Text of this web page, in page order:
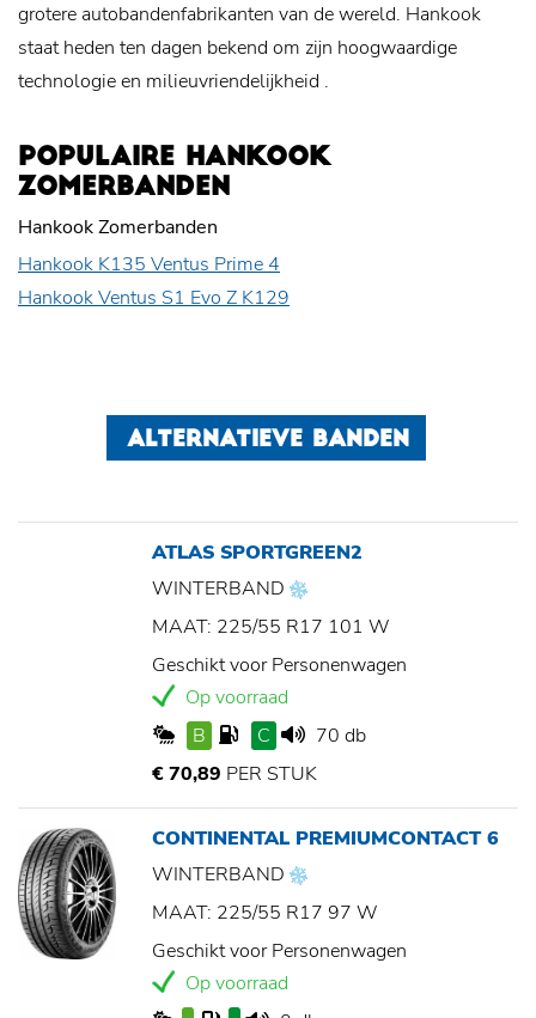
grotere autobandenfabrikanten van de wereld. Hankook
staat heden ten dagen bekend om zijn hoogwaardige
technologie en milieuvriendelijkheid .
POPULAIRE HANKOOK
ZOMERBANDEN
Hankook Zomerbanden
Hankook K135 Ventus Prime 4
Hankook Ventus S1 Evo Z K129
ALTERNATIEVE BANDEN
ATLAS SPORTGREEN2
WINTERBAND
MAAT: 225/55 R17 101 W
Geschikt voor Personenwagen
Op voorraad
B
C
70 db
€ 70,89 PER STUK
CONTINENTAL PREMIUMCONTACT 6
WINTERBAND
MAAT: 225/55 R17 97 W
Geschikt voor Personenwagen
Op voorraad